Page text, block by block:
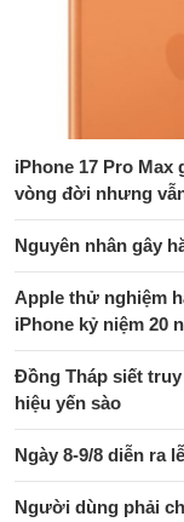
iPhone 17 Pro Max
vòng đời nhưng
Nguyên nhân gây
Apple thử nghiệm
iPhone kỷ niệm 20
Đồng Tháp siết
hiệu yến sào
Ngày 8-9/8 diễn ra
Người dùng phải